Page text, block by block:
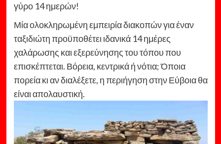
γύρο 14 ημερών!
Μία ολοκληρωμένη εμπειρία διακοπών για έναν
ταξιδιώτη προϋποθέτει ιδανικά 14 ημέρες
χαλάρωσης και εξερεύνησης του τόπου που
επισκέπτεται. Βόρεια, κεντρικά ή νότια; Όποια
πορεία κι αν διαλέξετε, η περιήγηση στην Εύβοια θα
είναι απολαυστική.